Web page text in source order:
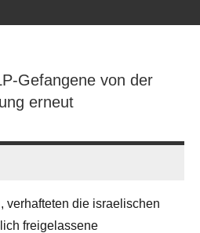
Gefangene von der
erneut
verhafteten die israelischen
freigelassene